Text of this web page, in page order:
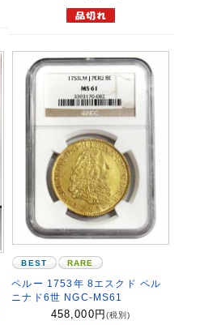
BEST RARE
ペルー 1753年 8エスクド ペル
ニナド6世 NGC-MS61
458,000 円 (税別)